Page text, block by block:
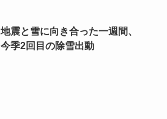
地震と雪に向き合った一週間、
今季2回目の除雪出動